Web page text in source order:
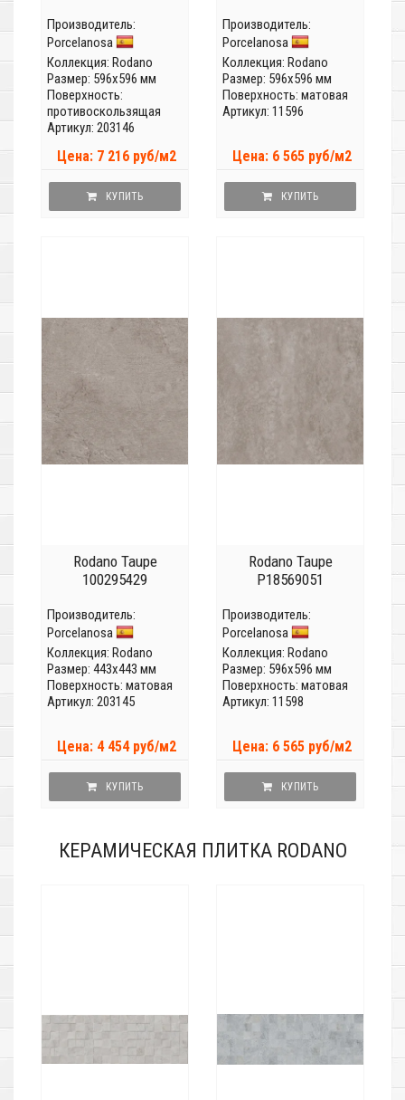
Производитель:
Porcelanosa
Коллекция: Rodano
Размер: 596x596 мм
Поверхность:
противоскользящая
Артикул: 203146
Цена: 7 216 руб/м2
КУПИТЬ
Производитель:
Porcelanosa
Коллекция: Rodano
Размер: 596x596 мм
Поверхность: матовая
Артикул: 11596
Цена: 6 565 руб/м2
КУПИТЬ
Rodano Taupe
100295429
Производитель:
Porcelanosa
Коллекция: Rodano
Размер: 443x443 мм
Поверхность: матовая
Артикул: 203145
Цена: 4 454 руб/м2
КУПИТЬ
Rodano Taupe
P18569051
Производитель:
Porcelanosa
Коллекция: Rodano
Размер: 596x596 мм
Поверхность: матовая
Артикул: 11598
Цена: 6 565 руб/м2
КУПИТЬ
КЕРАМИЧЕСКАЯ ПЛИТКА RODANO